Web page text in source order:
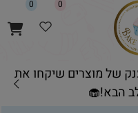
של מוצרים שיקחו את
הבא!🧁
0 0